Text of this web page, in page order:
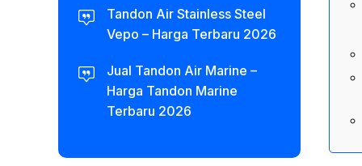
Tandon Air Stainless Steel
Vepo – Harga Terbaru 2026
Jual Tandon Air Marine –
Harga Tandon Marine
Terbaru 2026